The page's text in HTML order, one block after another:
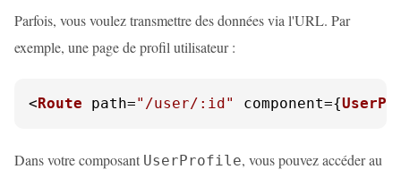
Parfois, vous voulez transmettre des données via l'URL. Par
exemple, une page de profil utilisateur :
<Route path="/user/:id" component={
Dans votre composant UserProfile, vous pouvez accéder au